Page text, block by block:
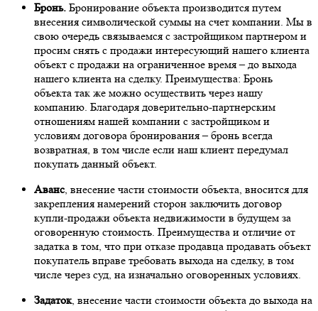
Бронь. Бронирование объекта производится путем
внесения символической суммы на счет компании. Мы в
свою очередь связываемся с застройщиком партнером и
просим снять с продажи интересующий нашего клиента
объект с продажи на ограниченное время – до выхода
нашего клиента на сделку. Преимущества: Бронь
объекта так же можно осуществить через нашу
компанию. Благодаря доверительно-партнерским
отношениям нашей компании с застройщиком и
условиям договора бронирования – бронь всегда
возвратная, в том числе если наш клиент передумал
покупать данный объект.
Аванс, внесение части стоимости объекта, вносится для
закрепления намерений сторон заключить договор
купли-продажи объекта недвижимости в будущем за
оговоренную стоимость. Преимущества и отличие от
задатка в том, что при отказе продавца продавать объект
покупатель вправе требовать выхода на сделку, в том
числе через суд, на изначально оговоренных условиях.
Задаток, внесение части стоимости объекта до выхода на